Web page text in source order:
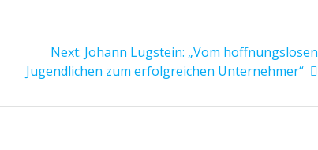
Next: Next
post:
Johann Lugstein: „Vom hoffnungslosen
Jugendlichen zum erfolgreichen Unternehmer“